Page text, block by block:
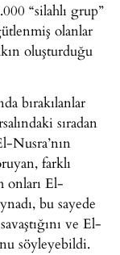
“silahlı grup”
olanlar
oluşturduğu
bırakılanlar
sıradan
Nusra’nın
farklı
onları El-
bu sayede
ve El-
söyleyebildi.